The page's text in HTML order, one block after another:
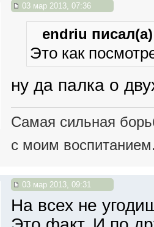
03 мар 2013, 07:36
endriu
Это как
ну да палка о
Самая сильная
с моим
03 мар 2013, 09:31
На всех не